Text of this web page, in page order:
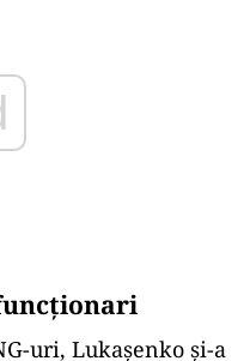
uri, Lukaşenko şi-a